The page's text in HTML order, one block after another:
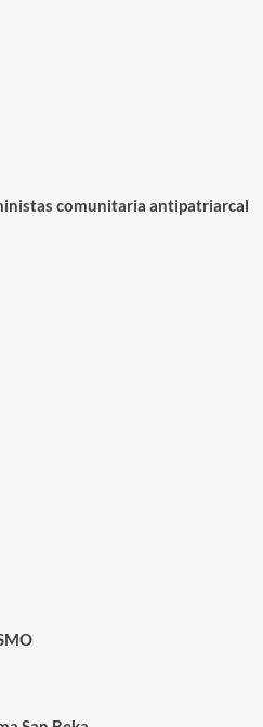
comunitaria antipatriarcal